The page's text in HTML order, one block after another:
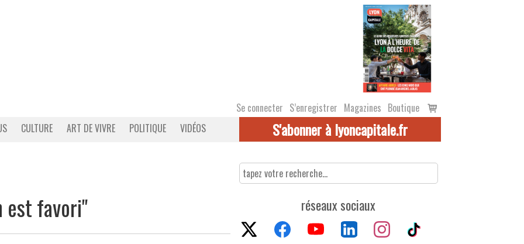
Se connecter S’enregistrer Magazines Boutique
Voir
le
CULTURE ART DE VIVRE POLITIQUE VIDÉOS S'abonner à lyoncapitale.fr
est favori" réseaux sociaux